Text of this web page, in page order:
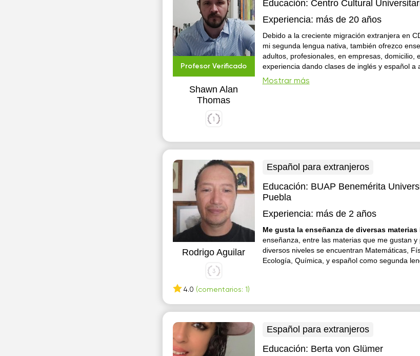
Profesor Verificado
Shawn Alan
Thomas
Educación: Centro Cultural
Experiencia: más de 20 años
Debido a la creciente migración extranjera en
mi segunda lengua nativa, también ofrezco
adultos, profesionales, en empresas, domicilio,
experiencia dando clases de inglés y español a
Asia. Hablo portugués como tercera lengua, lo
trabajar con alumnos de Brasil y Portugal.
Mostrar más
Rodrigo Aguilar
4.0 (comentarios: 1)
Español para extranjeros
Educación: BUAP Benemérita
Puebla
Experiencia: más de 2 años
Me gusta la enseñanza de diversas materias
enseñanza, entre las materias que me gustan y
diversos niveles se encuentran Matemáticas,
Ecología, Química, y español como segunda
Español para extranjeros
Educación: Berta von Glümer